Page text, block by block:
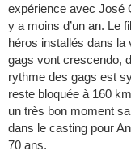
expérience avec José
y a moins d’un an. Le
héros installés dans la
gags vont crescendo,
rythme des gags est
reste bloquée à 160
un très bon moment
dans le casting pour
70 ans.